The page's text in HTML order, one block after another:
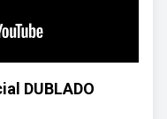
DUBLADO